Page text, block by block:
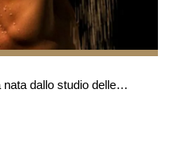
dallo studio delle
il Tondo Doni